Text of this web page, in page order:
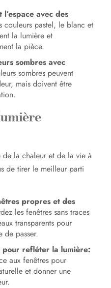
avec des
couleurs pastel, le blanc et
la lumière et
la pièce.
sombres avec
sombres peuvent
mais doivent être
la chaleur et de la vie à
de tirer le meilleur parti
propres et des
les fenêtres sans traces
transparents pour
de passer.
refléter la lumière:
aux fenêtres pour
et donner une